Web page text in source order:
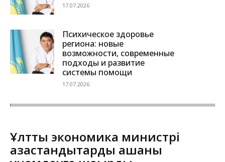
17.07.2026
Психическое здоровье
региона: новые
возможности, современные
подходы и развитие
системы помощи
17.07.2026